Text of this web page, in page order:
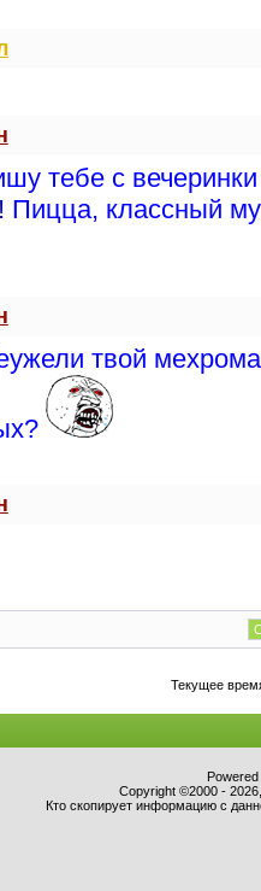
тебе с
Пицца, классный
твой
Текущее
Copyright ©2000 -
Кто скопирует информацию с